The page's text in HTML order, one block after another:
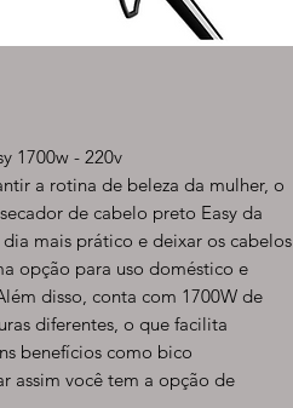
1700w - 220v
a rotina de beleza da mulher, o
de cabelo preto Easy da
mais prático e deixar os cabelos
opção para uso doméstico e
disso, conta com 1700W de
diferentes, o que facilita
benefícios como bico
assim você tem a opção de